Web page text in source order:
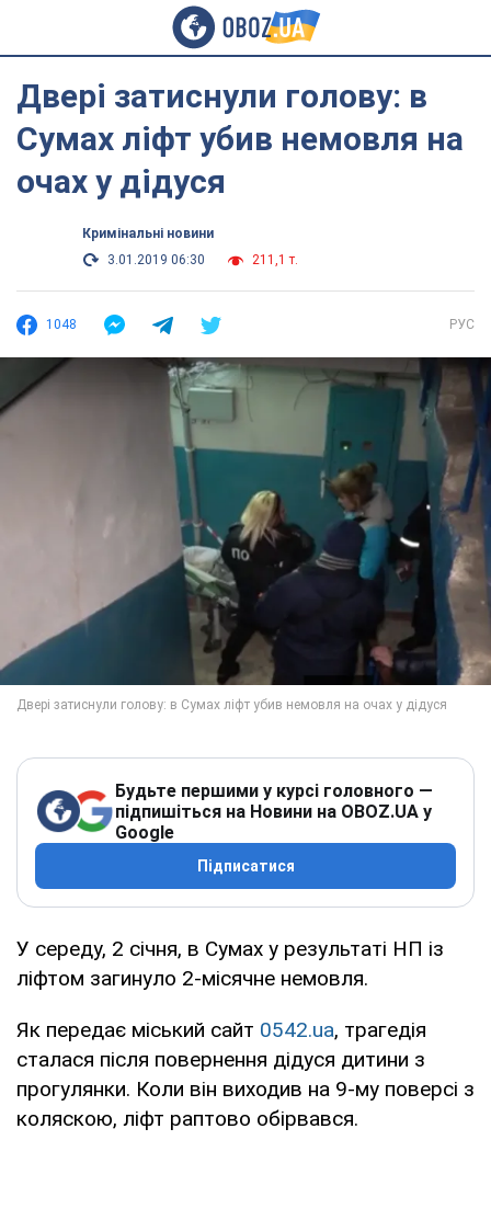
Двері затиснули голову: в
Сумах ліфт убив немовля на
очах у дідуся
Кримінальні новини
3.01.2019 06:30
211,1 т.
1048 РУС
Будьте першими у курсі головного —
підпишіться на Новини на OBOZ.UA у
Google
Підписатися
У середу, 2 січня, в Сумах у результаті НП із
ліфтом загинуло 2-місячне немовля.
Як передає міський сайт 0542.ua, трагедія
сталася після повернення дідуся дитини з
прогулянки. Коли він виходив на 9-му поверсі з
коляскою, ліфт раптово обірвався.